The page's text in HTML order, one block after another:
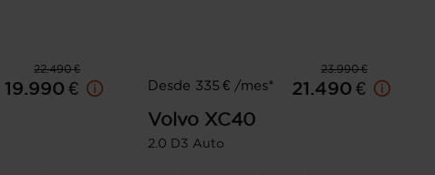
22.490 €
19.990 €
23.990 €
Desde 335 € /mes*
21.490 €
Volvo XC40
2.0 D3 Auto